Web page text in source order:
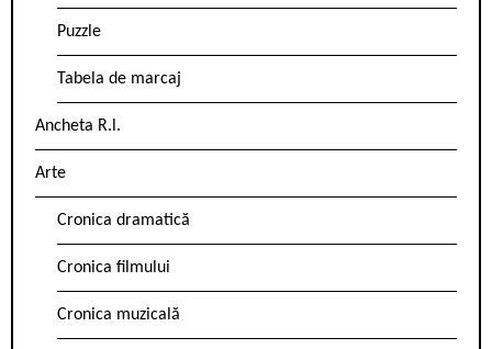
Puzzle
Tabela de marcaj
Ancheta R.l.
Arte
Cronica dramatică
Cronica filmului
Cronica muzicală